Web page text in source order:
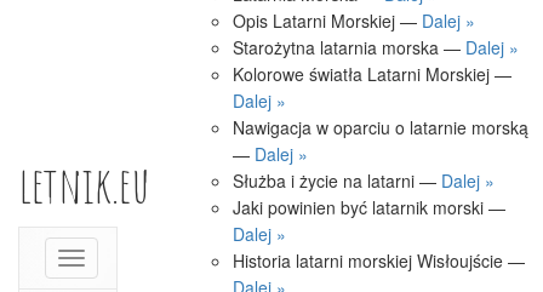
letnik.eu
Toggle
navigation
Opis Latarni Morskiej — Dalej »
Starożytna latarnia morska — Dalej »
Kolorowe światła Latarni Morskiej —
Dalej »
Nawigacja w oparciu o latarnie morską
— Dalej »
Służba i życie na latarni — Dalej »
Jaki powinien być latarnik morski —
Dalej »
Historia latarni morskiej Wisłoujście —
Dalej »